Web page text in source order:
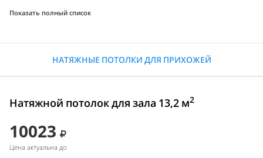
Показать полный список
НАТЯЖНЫЕ ПОТОЛКИ ДЛЯ ПРИХОЖЕЙ
Натяжной потолок для зала 13,2 м2
10023
Цена актуальна до